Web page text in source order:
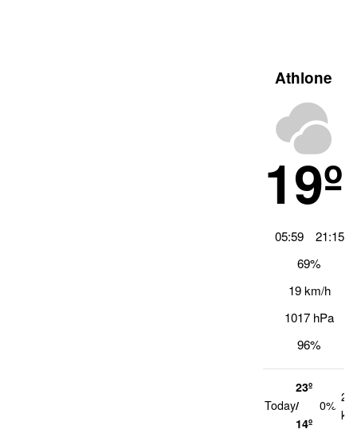
Athlone
19º
05:59
21:15
69%
19 km/h
1017 hPa
96%
Today
23º
/
14º
0%
22